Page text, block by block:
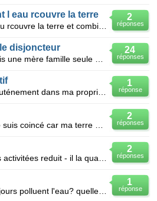
2
réponses
l eau rcouvre la terre
24
réponses
disjoncteur
1
réponse
2
réponses
2
réponses
1
réponse